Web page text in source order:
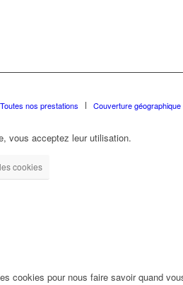
Toutes nos prestations
Couverture géographique
vous acceptez leur utilisation.
cookies
cookies pour nous faire savoir quand